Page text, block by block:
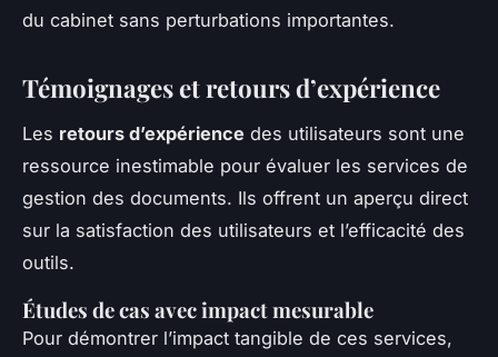
du cabinet sans perturbations importantes.
Témoignages et retours d’expérience
Les retours d’expérience des utilisateurs sont une
ressource inestimable pour évaluer les services de
gestion des documents. Ils offrent un aperçu direct
sur la satisfaction des utilisateurs et l’efficacité des
outils.
Études de cas avec impact mesurable
Pour démontrer l’impact tangible de ces services,